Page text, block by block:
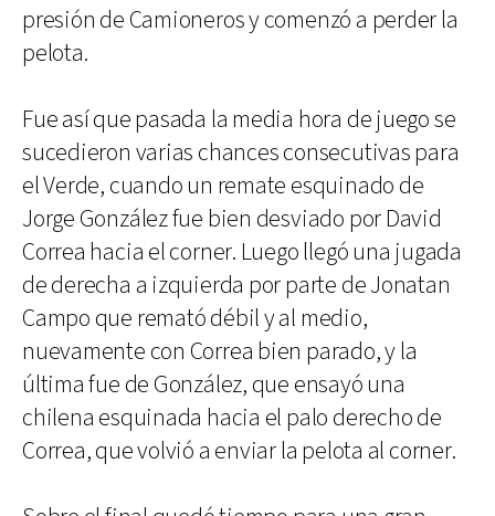
presión de Camioneros y comenzó a perder la
pelota.
Fue así que pasada la media hora de juego se
sucedieron varias chances consecutivas para
el Verde, cuando un remate esquinado de
Jorge González fue bien desviado por David
Correa hacia el corner. Luego llegó una jugada
de derecha a izquierda por parte de Jonatan
Campo que remató débil y al medio,
nuevamente con Correa bien parado, y la
última fue de González, que ensayó una
chilena esquinada hacia el palo derecho de
Correa, que volvió a enviar la pelota al corner.